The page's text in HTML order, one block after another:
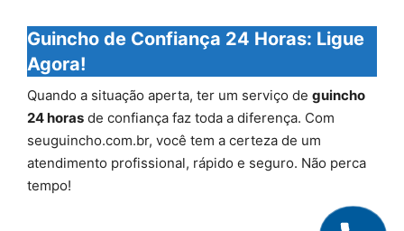
Guincho de Confiança 24 Horas: Ligue
Agora!
Quando a situação aperta, ter um serviço de guincho
24 horas de confiança faz toda a diferença. Com
seuguincho.com.br, você tem a certeza de um
atendimento profissional, rápido e seguro. Não perca
tempo!